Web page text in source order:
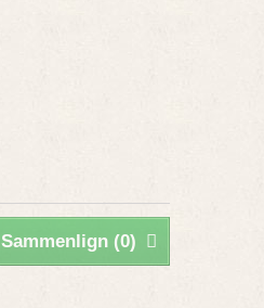
Sammenlign (0)